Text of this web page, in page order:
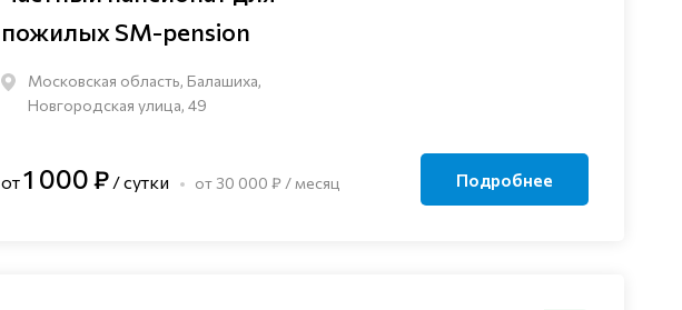
пожилых SM-pension
Московская область, Балашиха,
Новгородская улица, 49
от1 000 ₽ / сутки от 30 000 ₽ / месяц Подробнее